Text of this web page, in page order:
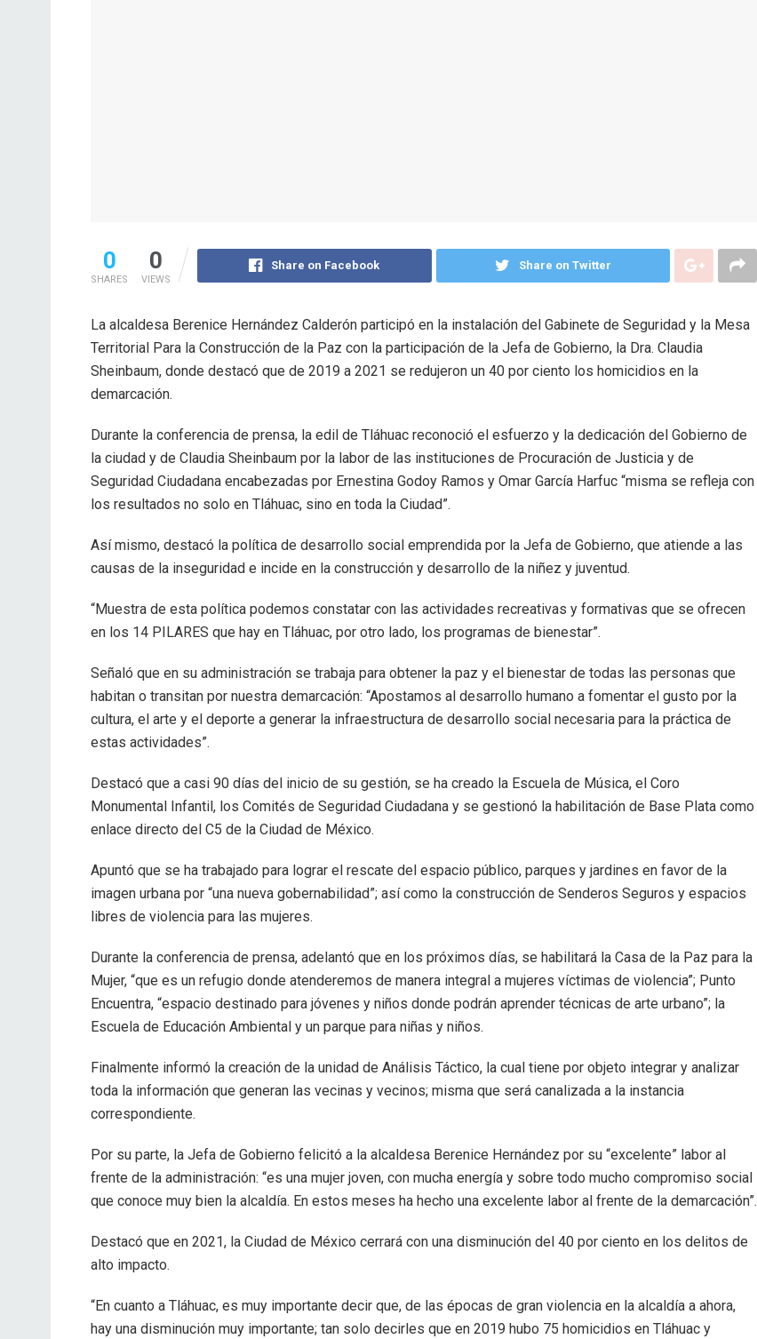
0
SHARES
0
VIEWS
Share on Facebook Share on Twitter
La alcaldesa Berenice Hernández Calderón participó en la instalación del Gabinete de Seguridad y la Mesa
Territorial Para la Construcción de la Paz con la participación de la Jefa de Gobierno, la Dra. Claudia
Sheinbaum, donde destacó que de 2019 a 2021 se redujeron un 40 por ciento los homicidios en la
demarcación.
Durante la conferencia de prensa, la edil de Tláhuac reconoció el esfuerzo y la dedicación del Gobierno de
la ciudad y de Claudia Sheinbaum por la labor de las instituciones de Procuración de Justicia y de
Seguridad Ciudadana encabezadas por Ernestina Godoy Ramos y Omar García Harfuc “misma se refleja con
los resultados no solo en Tláhuac, sino en toda la Ciudad”.
Así mismo, destacó la política de desarrollo social emprendida por la Jefa de Gobierno, que atiende a las
causas de la inseguridad e incide en la construcción y desarrollo de la niñez y juventud.
“Muestra de esta política podemos constatar con las actividades recreativas y formativas que se ofrecen
en los 14 PILARES que hay en Tláhuac, por otro lado, los programas de bienestar”.
Señaló que en su administración se trabaja para obtener la paz y el bienestar de todas las personas que
habitan o transitan por nuestra demarcación: “Apostamos al desarrollo humano a fomentar el gusto por la
cultura, el arte y el deporte a generar la infraestructura de desarrollo social necesaria para la práctica de
estas actividades”.
Destacó que a casi 90 días del inicio de su gestión, se ha creado la Escuela de Música, el Coro
Monumental Infantil, los Comités de Seguridad Ciudadana y se gestionó la habilitación de Base Plata como
enlace directo del C5 de la Ciudad de México.
Apuntó que se ha trabajado para lograr el rescate del espacio público, parques y jardines en favor de la
imagen urbana por “una nueva gobernabilidad”; así como la construcción de Senderos Seguros y espacios
libres de violencia para las mujeres.
Durante la conferencia de prensa, adelantó que en los próximos días, se habilitará la Casa de la Paz para la
Mujer, “que es un refugio donde atenderemos de manera integral a mujeres víctimas de violencia”; Punto
Encuentra, “espacio destinado para jóvenes y niños donde podrán aprender técnicas de arte urbano”; la
Escuela de Educación Ambiental y un parque para niñas y niños.
Finalmente informó la creación de la unidad de Análisis Táctico, la cual tiene por objeto integrar y analizar
toda la información que generan las vecinas y vecinos; misma que será canalizada a la instancia
correspondiente.
Por su parte, la Jefa de Gobierno felicitó a la alcaldesa Berenice Hernández por su “excelente” labor al
frente de la administración: “es una mujer joven, con mucha energía y sobre todo mucho compromiso social
que conoce muy bien la alcaldía. En estos meses ha hecho una excelente labor al frente de la demarcación”.
Destacó que en 2021, la Ciudad de México cerrará con una disminución del 40 por ciento en los delitos de
alto impacto.
“En cuanto a Tláhuac, es muy importante decir que, de las épocas de gran violencia en la alcaldía a ahora,
hay una disminución muy importante; tan solo decirles que en 2019 hubo 75 homicidios en Tláhuac y